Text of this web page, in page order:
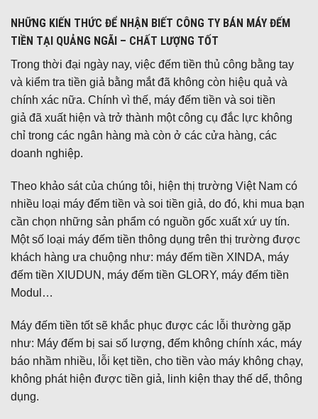
NHỮNG KIẾN THỨC ĐỂ NHẬN BIẾT CÔNG TY BÁN MÁY ĐẾM
TIỀN TẠI QUẢNG NGÃI – CHẤT LƯỢNG TỐT
Trong thời đại ngày nay, việc đếm tiền thủ công bằng tay
và kiểm tra tiền giả bằng mắt đã không còn hiệu quả và
chính xác nữa. Chính vì thế, máy đếm tiền và soi tiền
giả đã xuất hiện và trở thành một công cụ đắc lực không
chỉ trong các ngân hàng mà còn ở các cửa hàng, các
doanh nghiệp.
Theo khảo sát của chúng tôi, hiện thị trường Việt Nam có
nhiều loại máy đếm tiền và soi tiền giả, do đó, khi mua bạn
cần chọn những sản phẩm có nguồn gốc xuất xứ uy tín.
Một số loại máy đếm tiền thông dụng trên thị trường được
khách hàng ưa chuộng như: máy đếm tiền XINDA, máy
đếm tiền XIUDUN, máy đếm tiền GLORY, máy đếm tiền
Modul…
Máy đếm tiền tốt sẽ khắc phục được các lỗi thường gặp
như: Máy đếm bị sai số lượng, đếm không chính xác, máy
báo nhầm nhiều, lỗi kẹt tiền, cho tiền vào máy không chạy,
không phát hiện được tiền giả, linh kiện thay thế dể, thông
dụng.